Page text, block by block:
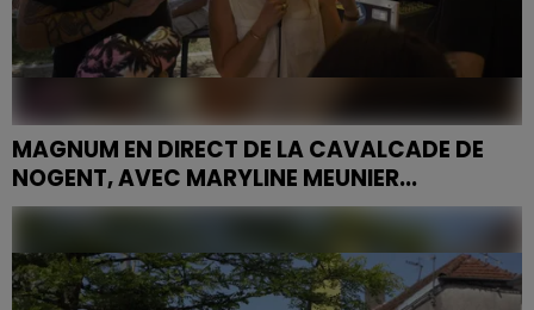
MAGNUM EN DIRECT DE LA CAVALCADE DE
NOGENT, AVEC MARYLINE MEUNIER...